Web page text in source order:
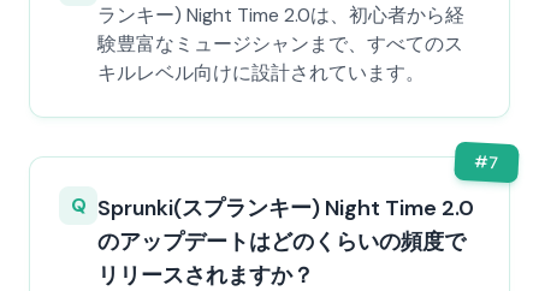
ランキー) Night Time 2.0は、初心者から経
験豊富なミュージシャンまで、すべてのス
キルレベル向けに設計されています。
#7
Q Sprunki(スプランキー) Night Time 2.0
のアップデートはどのくらいの頻度で
リリースされますか？